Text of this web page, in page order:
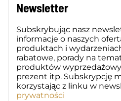
Newsletter
Subskrybując nasz
informacje o naszych
produktach i
rabatowe, porady na
produktów
prezent itp. Subskrypcję
korzystając z linku w
prywatności